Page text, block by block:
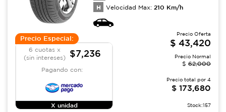
H Velocidad Max: 210 Km/h
Precio Especial:
6 cuotas x
(sin intereses)
$7,236
Pagando con:
X unidad
Precio Oferta
$ 43,420
Precio Normal
$ 62,000
Precio total por 4
$ 173,680
Stock:157